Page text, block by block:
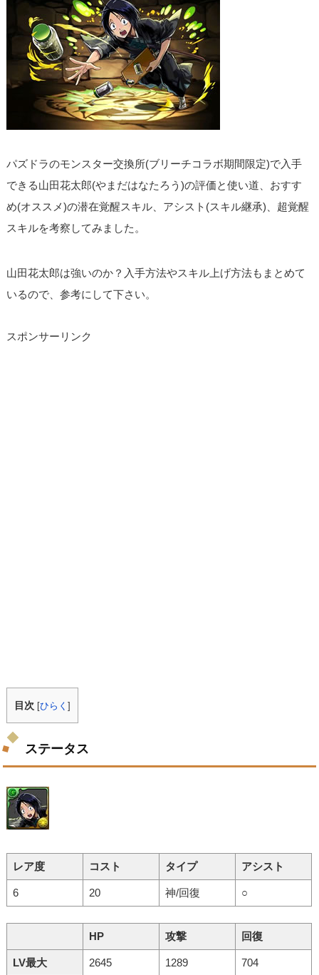
パズドラのモンスター交換所(ブリーチコラボ期間限定)で入手
できる山田花太郎(やまだはなたろう)の評価と使い道、おすす
め(オススメ)の潜在覚醒スキル、アシスト(スキル継承)、超覚醒
スキルを考察してみました。
山田花太郎は強いのか？入手方法やスキル上げ方法もまとめて
いるので、参考にして下さい。
スポンサーリンク
目次 [ひらく]
ステータス
レア度 コスト タイプ アシスト
6 20 神/回復 ○
HP 攻撃 回復
LV最大 2645 1289 704